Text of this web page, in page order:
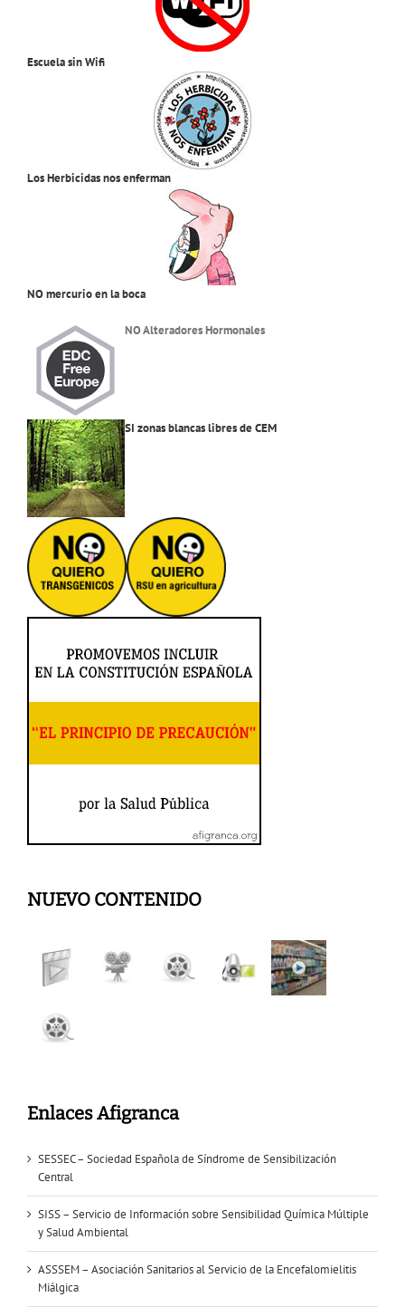
Escuela sin Wifi
Los Herbicidas nos enferman
NO mercurio en la boca
NO Alteradores Hormonales
SI zonas blancas libres de CEM
NUEVO CONTENIDO
Enlaces Afigranca
SESSEC – Sociedad Española de Síndrome de Sensibilización
Central
SISS – Servicio de Información sobre Sensibilidad Química Múltiple
y Salud Ambiental
ASSSEM – Asociación Sanitarios al Servicio de la Encefalomielitis
Miálgica